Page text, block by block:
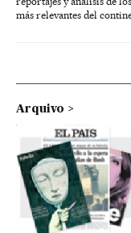
más relevantes del
Arquivo